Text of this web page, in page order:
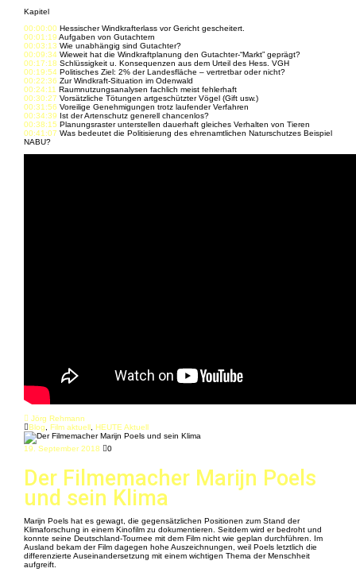
Kapitel
00:00:00 Hessischer Windkrafterlass vor Gericht gescheitert.
00:01:19 Aufgaben von Gutachtern
00:03:13 Wie unabhängig sind Gutachter?
00:09:34 Wieweit hat die Windkraftplanung den Gutachter-“Markt” geprägt?
00:17:18 Schlüssigkeit u. Konsequenzen aus dem Urteil des Hess. VGH
00:19:54 Politisches Ziel: 2% der Landesfläche – vertretbar oder nicht?
00:22:36 Zur Windkraft-Situation im Odenwald
00:24:11 Raumnutzungsanalysen fachlich meist fehlerhaft
00:30:27 Vorsätzliche Tötungen artgeschützter Vögel (Gift usw.)
00:31:56 Voreilige Genehmigungen trotz laufender Verfahren
00:34:39 Ist der Artenschutz generell chancenlos?
00:38:15 Planungsraster unterstellen dauerhaft gleiches Verhalten von Tieren
00:41:07 Was bedeutet die Politisierung des ehrenamtlichen Naturschutzes Beispiel
NABU?
Jörg Rehmann
Blog
Film aktuell HEUTE Aktuell
19. September 2018 0
Der Filmemacher Marijn Poels
und sein Klima
Marijn Poels hat es gewagt, die gegensätzlichen Positionen zum Stand der
Klimaforschung in einem Kinofilm zu dokumentieren. Seitdem wird er bedroht und
konnte seine Deutschland-Tournee mit dem Film nicht wie geplan durchführen. Im
Ausland bekam der Film dagegen hohe Auszeichnungen, weil Poels letztlich die
differenzierte Auseinandersetzung mit einem wichtigen Thema der Menschheit
aufgreift.